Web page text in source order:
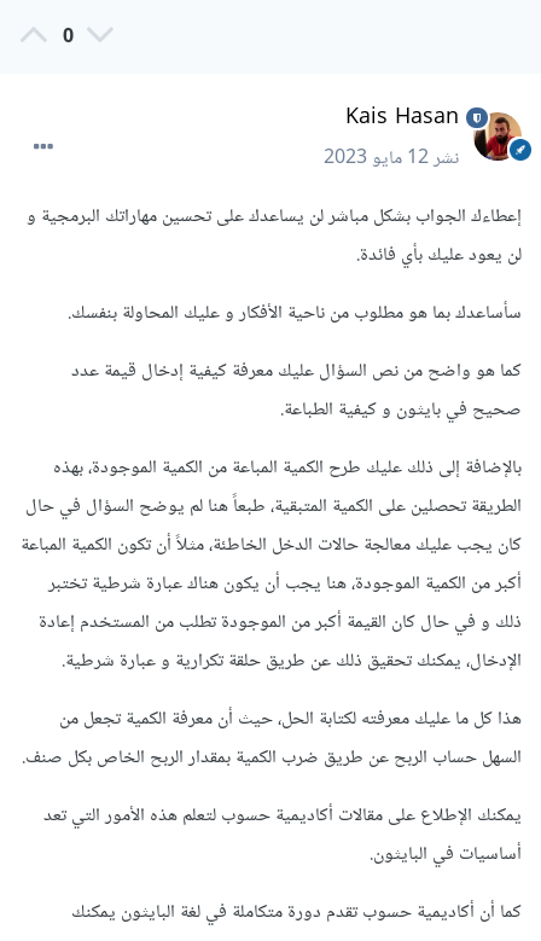
0
Kais Hasan
نشر12 مايو 2023
إعطاءك الجواب بشكل مباشر لن يساعدك على تحسين مهاراتك البرمجية و
لن يعود عليك بأي فائدة.
سأساعدك بما هو مطلوب من ناحية الأفكار و عليك المحاولة بنفسك.
كما هو واضح من نص السؤال عليك معرفة كيفية إدخال قيمة عدد
صحيح في بايثون و كيفية الطباعة.
بالإضافة إلى ذلك عليك طرح الكمية المباعة من الكمية الموجودة، بهذه
الطريقة تحصلين على الكمية المتبقية، طبعاً هنا لم يوضح السؤال في حال
كان يجب عليك معالجة حالات الدخل الخاطئة، مثلاً أن تكون الكمية المباعة
أكبر من الكمية الموجودة، هنا يجب أن يكون هناك عبارة شرطية تختبر
ذلك و في حال كان القيمة أكبر من الموجودة تطلب من المستخدم إعادة
الإدخال، يمكنك تحقيق ذلك عن طريق حلقة تكرارية و عبارة شرطية.
هذا كل ما عليك معرفته لكتابة الحل، حيث أن معرفة الكمية تجعل من
السهل حساب الربح عن طريق ضرب الكمية بمقدار الربح الخاص بكل صنف.
يمكنك الإطلاع على مقالات أكاديمية حسوب لتعلم هذه الأمور التي تعد
أساسيات في البايثون.
كما أن أكاديمية حسوب تقدم دورة متكاملة في لغة البايثون يمكنك